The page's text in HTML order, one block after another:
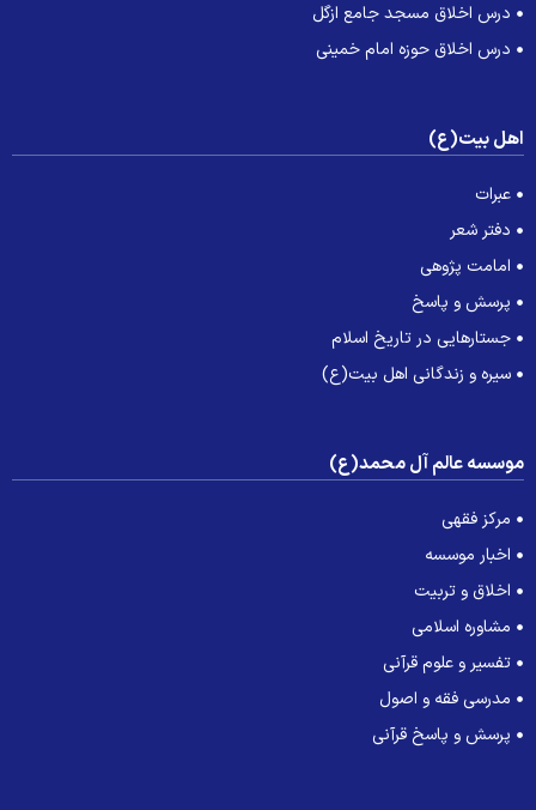
درس اخلاق مسجد جامع ازگل
درس اخلاق حوزه امام خمینی
بیت(ع)
عبرات
دفتر شعر
امامت پژوهی
پرسش و پاسخ
جستارهایی در تاریخ اسلام
سیره و زندگانی اهل بیت(ع)
عالم آل محمد(ع)
مرکز فقهی
اخبار موسسه
اخلاق و تربیت
مشاوره اسلامی
تفسیر و علوم قرآنی
مدرسی فقه و اصول
پرسش و پاسخ قرآنی